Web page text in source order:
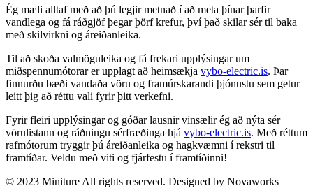
Ég mæli alltaf með að þú legjir metnað í að meta þínar þarfir
vandlega og fá ráðgjöf þegar þörf krefur, því það skilar sér til baka
með skilvirkni og áreiðanleika.
Til að skoða valmöguleika og fá frekari upplýsingar um
miðspennumótorar er upplagt að heimsækja vybo-electric.is. Þar
finnurðu bæði vandaða vöru og framúrskarandi þjónustu sem getur
leitt þig að réttu vali fyrir þitt verkefni.
Fyrir fleiri upplýsingar og góðar lausnir vinsælir ég að nýta sér
vörulistann og ráðningu sérfræðinga hjá vybo-electric.is. Með réttum
rafmótorum tryggir þú áreiðanleika og hagkvæmni í rekstri til
framtíðar. Veldu með viti og fjárfestu í framtíðinni!
© 2023 Miniture All rights reserved. Designed by Novaworks